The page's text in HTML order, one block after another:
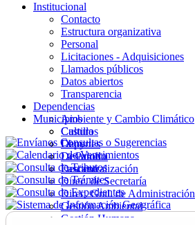
Institucional
Contacto
Estructura organizativa
Personal
Licitaciones - Adquisiciones
Llamados públicos
Datos abiertos
Transparencia
Dependencias
Ambiente y Cambio Climático
Cultura
Deportes
Desarrollo
Descentralización
Direc. de Secretaría
Direc. Gral. de Administración
Gestión Ambiental
Gestión Humana
Municipios
Castillos
Chuy
La Paloma
Lascano